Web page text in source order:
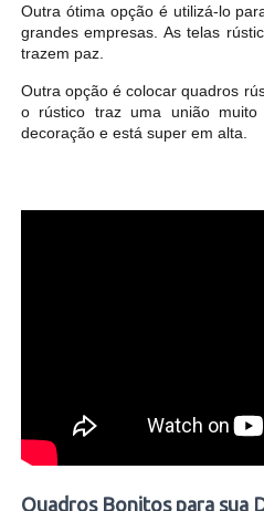
Outra ótima opção é utilizá-lo
grandes empresas. As telas
trazem paz.
Outra opção é colocar quadros
o rústico traz uma união
decoração e está super em alta.
Quadros Bonitos para sua